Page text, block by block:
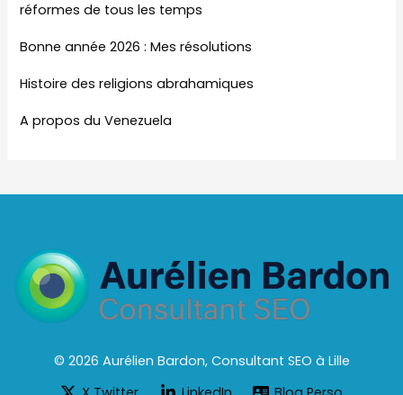
réformes de tous les temps
Bonne année 2026 : Mes résolutions
Histoire des religions abrahamiques
A propos du Venezuela
© 2026 Aurélien Bardon, Consultant SEO à Lille